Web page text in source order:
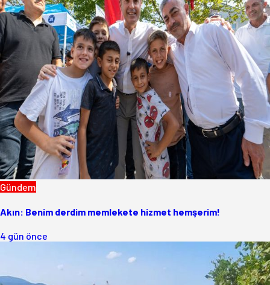
Gündem
Akın: Benim derdim memlekete hizmet hemşerim!
4 gün önce